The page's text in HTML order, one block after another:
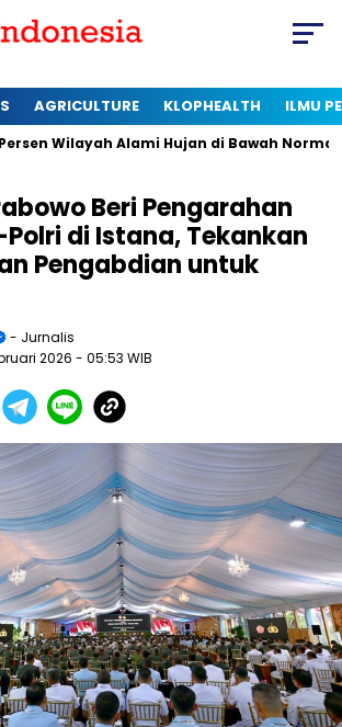
AGRICULTURE KLOPHEALTH ILMU
Alami Hujan di Bawah Normal Kapan
Beri Pengarahan
di Istana, Tekankan
Pengabdian untuk
- Jurnalis
2026 - 05:53 WIB